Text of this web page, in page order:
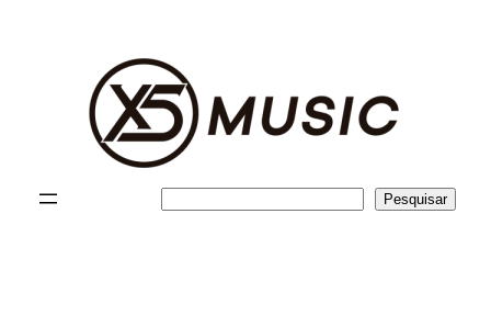
Pesquisar